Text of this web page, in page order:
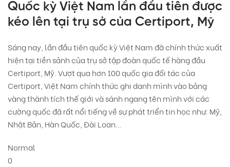
Quốc kỳ Việt Nam lần đầu tiên được
kéo lên tại trụ sở của Certiport, Mỹ
Sáng nay, lần đầu tiên quốc kỳ Việt Nam đã chính thức xuất
hiện tại tiền sảnh của trụ sở tập đoàn quốc tế hàng đầu
Certiport, Mỹ. Vượt qua hơn 100 quốc gia đối tác của
Certiport, Việt Nam chính thức ghi danh mình vào bảng
vàng thành tích thế giới và sánh ngang tên mình với các
cường quốc đã rất nổi tiếng về sự phát triển tin học như: Mỹ,
Nhật Bản, Hàn Quốc, Đài Loan…
Normal
0